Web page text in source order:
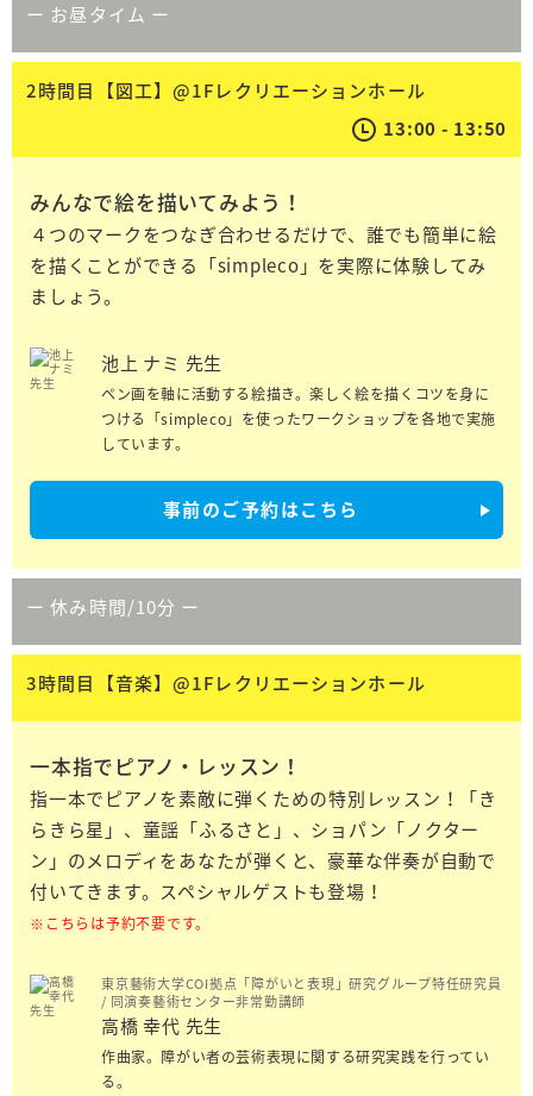
ー お昼タイム ー
2時間目【図工】@1Fレクリエーションホール
13:00 - 13:50
みんなで絵を描いてみよう！
４つのマークをつなぎ合わせるだけで、誰でも簡単に絵
を描くことができる「simpleco」を実際に体験してみ
ましょう。
池上 ナミ 先生
ペン画を軸に活動する絵描き。楽しく絵を描くコツを身に
つける「simpleco」を使ったワークショップを各地で実施
しています。
事前のご予約はこちら
ー 休み時間/10分 ー
3時間目【音楽】@1Fレクリエーションホール
一本指でピアノ・レッスン！
指一本でピアノを素敵に弾くための特別レッスン！「き
らきら星」、童謡「ふるさと」、ショパン「ノクター
ン」のメロディをあなたが弾くと、豪華な伴奏が自動で
付いてきます。スペシャルゲストも登場！
※こちらは予約不要です。
東京藝術大学COI拠点「障がいと表現」研究グループ特任研究員
/ 同演奏藝術センター非常勤講師
高橋 幸代 先生
作曲家。障がい者の芸術表現に関する研究実践を行ってい
る。